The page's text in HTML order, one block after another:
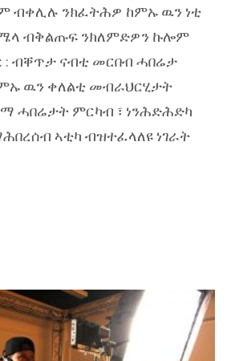
ብቀሊሉ ንክፈትሕዎ ከምኡ ዉን ነቲ
ብቅልጡፍ ንክለምድዎን ኩሎም
: ብቐጥታ ናብቲ መርበብ ሓበሬታ
ዉን ቀለልቲ መብራህርሂታት
ሓበሬታት ምርካብ ፣ ነንሕድሕድካ
ኣቲካ ብዝተፈላለዩ ነገራት